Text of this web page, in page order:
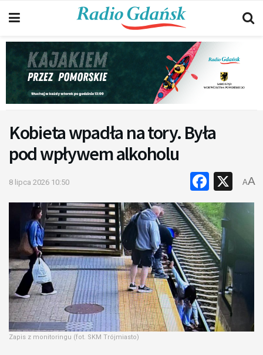
Kobieta wpadła na tory. Była
pod wpływem alkoholu
8 lipca 2026 10:50 X
AA
Zapis z monitoringu (fot. SKM Trójmiasto)